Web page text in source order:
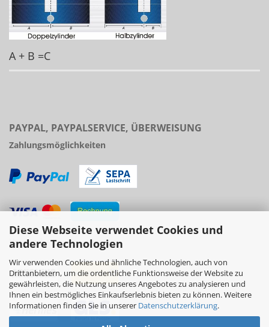
Diese Webseite verwendet Cookies und
andere Technologien
Wir verwenden Cookies und ähnliche Technologien, auch von
Drittanbietern, um die ordentliche Funktionsweise der Website zu
gewährleisten, die Nutzung unseres Angebotes zu analysieren und
Ihnen ein bestmögliches Einkaufserlebnis bieten zu können. Weitere
Informationen finden Sie in unserer Datenschutzerklärung.
A + B =C
PAYPAL, PAYPALSERVICE, ÜBERWEISUNG
Zahlungsmöglichkeiten
Versand